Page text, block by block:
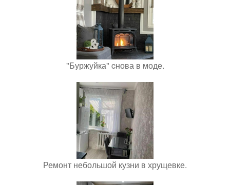
"Буржуйка" cнова в моде.
Ремонт небольшой кузни в хрущевке.